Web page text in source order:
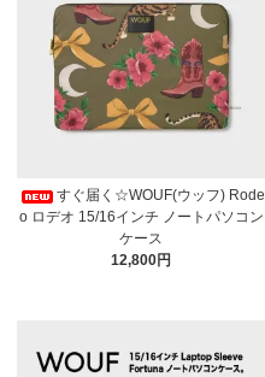
すぐ届く☆WOUF(ウッフ) Rode
o ロデオ 15/16インチ ノートパソコン
ケース
12,800円